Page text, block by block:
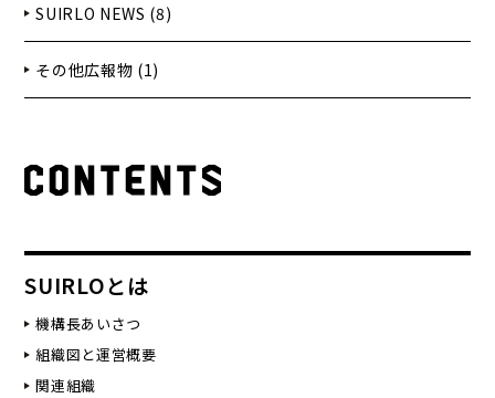
SUIRLO NEWS (8)
その他広報物 (1)
SUIRLOとは
機構長あいさつ
組織図と運営概要
関連組織